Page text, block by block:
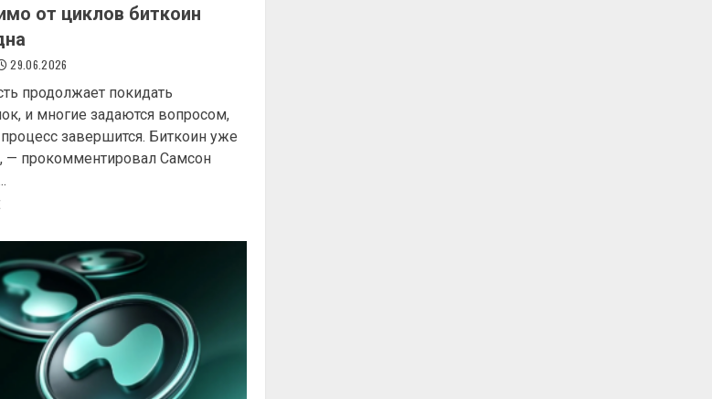
от циклов биткоин
29.06.2026
продолжает покидать
и многие задаются вопросом,
процесс завершится. Биткоин уже
— прокомментировал Самсон